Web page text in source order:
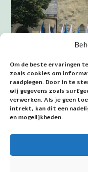
Om de beste ervaringen
zoals cookies om
raadplegen. Door in te
wij gegevens zoals
verwerken. Als je geen
intrekt, kan dit een
en mogelijkheden.
afsluiting van de
Datum eerste